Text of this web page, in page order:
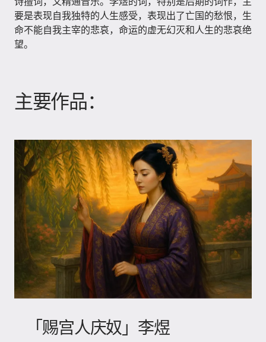
要是表现自我独特的人生感受，表现出了亡国的愁恨，生
命不能自我主宰的悲哀，命运的虚无幻灭和人生的悲哀绝
望。
主要作品：
「赐宫人庆奴」李煜